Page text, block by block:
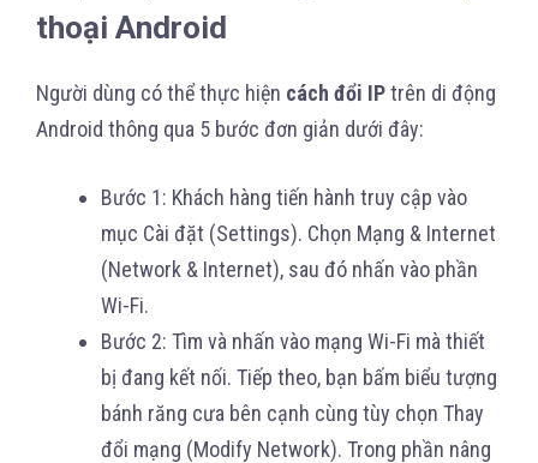
thoại Android
Người dùng có thể thực hiện cách đổi IPtrên di động
Android thông qua 5 bước đơn giản dưới đây:
Bước 1: Khách hàng tiến hành truy cập vào
mục Cài đặt (Settings). Chọn Mạng & Internet
(Network & Internet), sau đó nhấn vào phần
Wi-Fi.
Bước 2: Tìm và nhấn vào mạng Wi-Fi mà thiết
bị đang kết nối. Tiếp theo, bạn bấm biểu tượng
bánh răng cưa bên cạnh cùng tùy chọn Thay
đổi mạng (Modify Network). Trong phần nâng